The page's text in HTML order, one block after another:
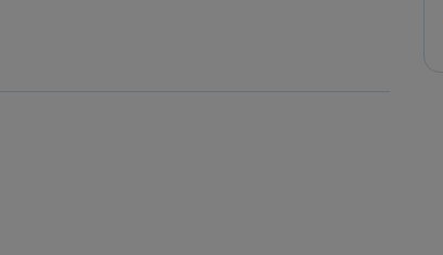
para os turistas que visitam a
de uma praia moderna: chuveiros,